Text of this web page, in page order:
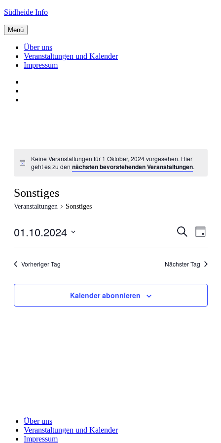
Zum
springen
Südheide Info
Menü
Über uns
Veranstaltungen und Kalender
Impressum
Keine Veranstaltungen für 1 Oktober, 2024 vorgesehen. Hier
geht es zu den nächsten bevorstehenden Veranstaltungen.
Sonstiges
Veranstaltungen Sonstiges
Suche
Tag
01.10.2024
Vorheriger Tag
Nächster Tag
Kalender abonnieren
Über uns
Veranstaltungen und Kalender
Impressum